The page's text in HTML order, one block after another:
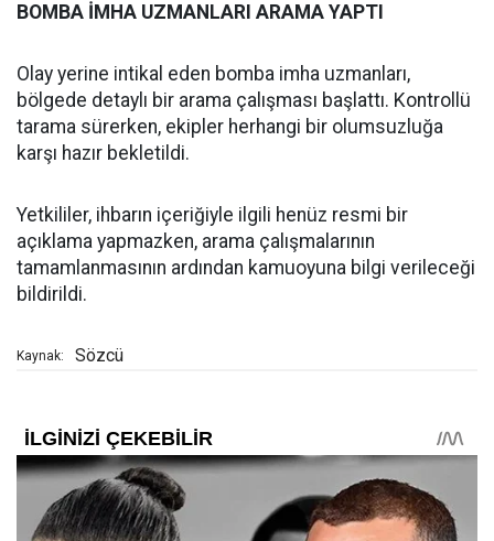
BOMBA İMHA UZMANLARI ARAMA YAPTI
Olay yerine intikal eden bomba imha uzmanları,
bölgede detaylı bir arama çalışması başlattı. Kontrollü
tarama sürerken, ekipler herhangi bir olumsuzluğa
karşı hazır bekletildi.
Yetkililer, ihbarın içeriğiyle ilgili henüz resmi bir
açıklama yapmazken, arama çalışmalarının
tamamlanmasının ardından kamuoyuna bilgi verileceği
bildirildi.
Kaynak: Sözcü